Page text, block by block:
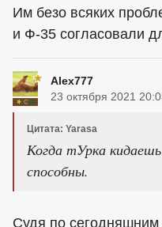
Им безо всяких
и Ф-35 согласовали
Alex777
23 октября 2021
Цитата: Yarasa
Когда тУрка
способны.
Судя по сегодняшним